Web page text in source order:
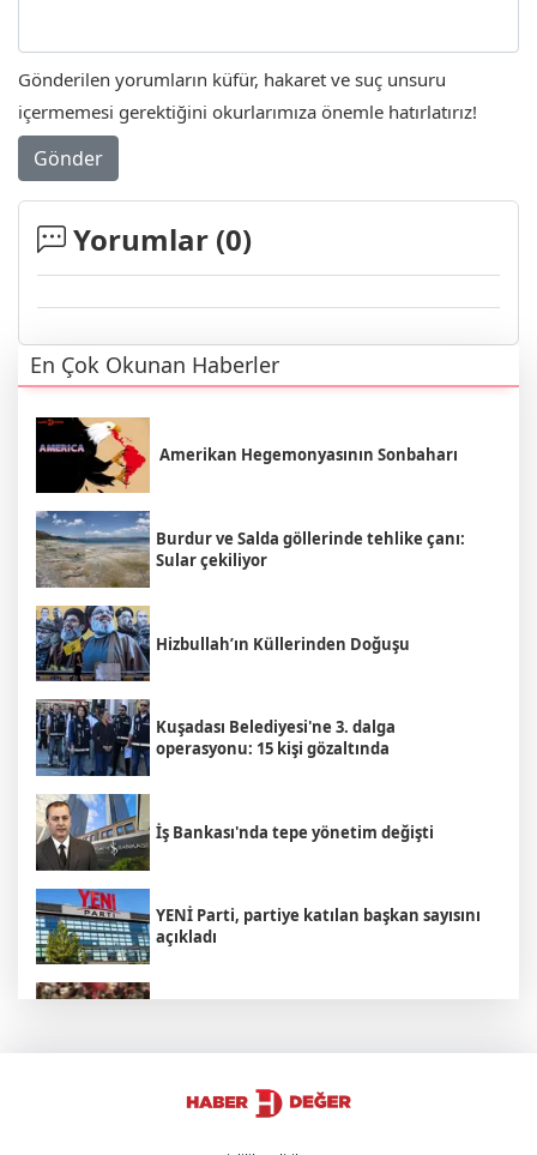
Gönderilen yorumların küfür, hakaret ve suç unsuru
içermemesi gerektiğini okurlarımıza önemle hatırlatırız!
Gönder
Yorumlar (0)
En Çok Okunan Haberler
Amerikan Hegemonyasının Sonbaharı
Burdur ve Salda göllerinde tehlike çanı:
Sular çekiliyor
Hizbullah’ın Küllerinden Doğuşu
Kuşadası Belediyesi'ne 3. dalga
operasyonu: 15 kişi gözaltında
İş Bankası'nda tepe yönetim değişti
YENİ Parti, partiye katılan başkan sayısını
açıkladı
Trump'tan İran açıklaması: "Savaş çok
yakında bitecek"